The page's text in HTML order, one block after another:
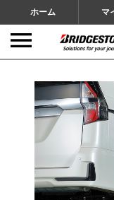
ホーム マ